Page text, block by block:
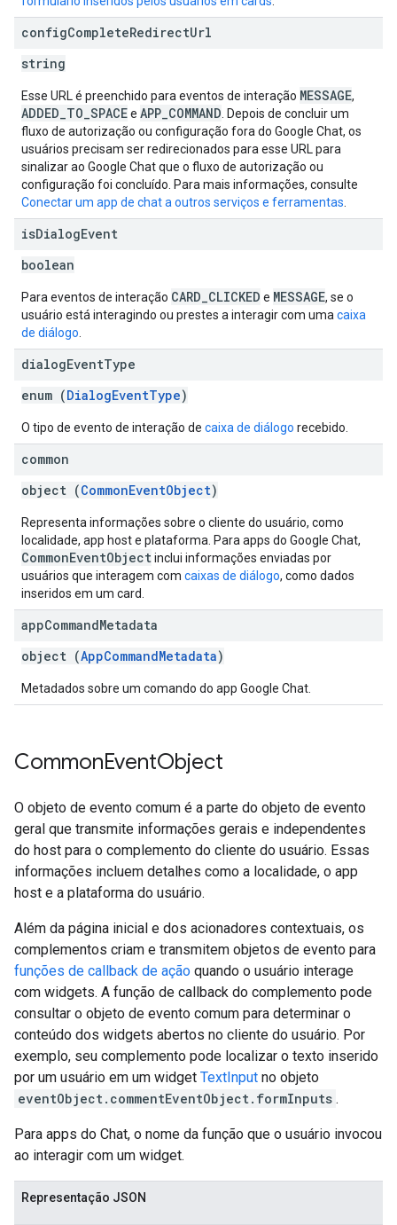
configCompleteRedirectUrl
string
Esse URL é preenchido para eventos de interação MESSAGE,
ADDED_TO_SPACEe APP_COMMAND . Depois de concluir um
fluxo de autorização ou configuração fora do Google Chat, os
usuários precisam ser redirecionados para esse URL para
sinalizar ao Google Chat que o fluxo de autorização ou
configuração foi concluído. Para mais informações, consulte
Conectar um app de chat a outros serviços e ferramentas
isDialogEvent
boolean
Para eventos de interação CARD_CLICKED e MESSAGE, se o
usuário está interagindo ou prestes a interagir com uma caixa
de diálogo
dialogEventType
enum (DialogEventType)
O tipo de evento de interação de caixa de diálogo recebido.
common
object (CommonEventObject)
Representa informações sobre o cliente do usuário, como
localidade, app host e plataforma. Para apps do Google Chat,
CommonEventObjectinclui informações enviadas por
usuários que interagem com caixas de diálogo, como dados
inseridos em um card.
appCommandMetadata
object (AppCommandMetadata)
Metadados sobre um comando do app Google Chat.
CommonEventObject
O objeto de evento comum é a parte do objeto de evento
geral que transmite informações gerais e independentes
do host para o complemento do cliente do usuário. Essas
informações incluem detalhes como a localidade, o app
host e a plataforma do usuário.
Além da página inicial e dos acionadores contextuais, os
complementos criam e transmitem objetos de evento para
funções de callback de ação quando o usuário interage
com widgets. A função de callback do complemento pode
consultar o objeto de evento comum para determinar o
conteúdo dos widgets abertos no cliente do usuário. Por
exemplo, seu complemento pode localizar o texto inserido
por um usuário em um widget TextInput no objeto
eventObject.commentEventObject.formInputs .
Para apps do Chat, o nome da função que o usuário invocou
ao interagir com um widget.
Representação JSON